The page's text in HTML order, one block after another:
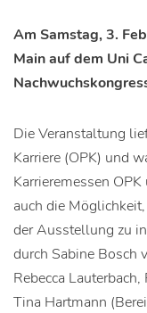
Am Samstag, 3.
Main auf dem Uni
Die Veranstaltung
Karriere (OPK) und
Karrieremessen
auch die
der Ausstellung zu
durch Sabine Bosch
Rebecca
Tina Hartmann